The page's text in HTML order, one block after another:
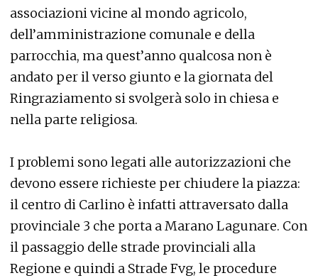
associazioni vicine al mondo agricolo,
dell’amministrazione comunale e della
parrocchia, ma quest’anno qualcosa non è
andato per il verso giunto e la giornata del
Ringraziamento si svolgerà solo in chiesa e
nella parte religiosa.
I problemi sono legati alle autorizzazioni che
devono essere richieste per chiudere la piazza:
il centro di Carlino è infatti attraversato dalla
provinciale 3 che porta a Marano Lagunare. Con
il passaggio delle strade provinciali alla
Regione e quindi a Strade Fvg, le procedure